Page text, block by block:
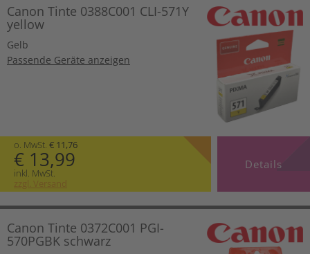
Canon Tinte 0388C001 CLI-571Y
yellow
Gelb
Passende Geräte anzeigen
o. MwSt. € 11,76
€ 13,99
inkl. MwSt.
zzgl. Versand
Details
Canon Tinte 0372C001 PGI-
570PGBK schwarz